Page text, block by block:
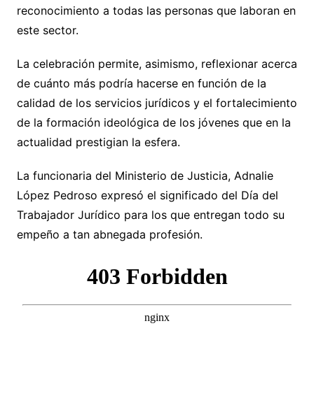
reconocimiento a todas las personas que laboran en
este sector.
La celebración permite, asimismo, reflexionar acerca
de cuánto más podría hacerse en función de la
calidad de los servicios jurídicos y el fortalecimiento
de la formación ideológica de los jóvenes que en la
actualidad prestigian la esfera.
La funcionaria del Ministerio de Justicia, Adnalie
López Pedroso expresó el significado del Día del
Trabajador Jurídico para los que entregan todo su
empeño a tan abnegada profesión.